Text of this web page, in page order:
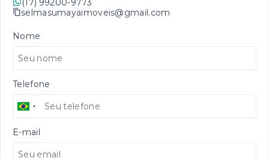
(17) 99200-9773
selmasumayaimoveis@gmail.com
Nome
Telefone
E-mail